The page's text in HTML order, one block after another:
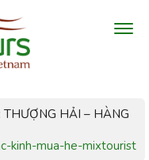
THƯỢNG HẢI – HÀNG
kinh-mua-he-mixtourist